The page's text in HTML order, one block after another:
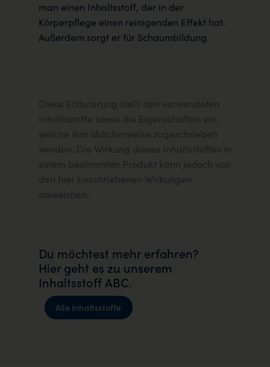
man einen Inhaltsstoff, der in der
Körperpflege einen reinigenden Effekt hat.
Außerdem sorgt er für Schaumbildung.
Diese Erläuterung stellt den verwendeten
Inhaltsstoffe sowie die Eigenschaften vor,
welche ihm üblicherweise zugeschrieben
werden. Die Wirkung dieses Inhaltsstoffes in
einem bestimmten Produkt kann jedoch von
den hier beschriebenen Wirkungen
abweichen.
Du möchtest mehr erfahren?
Hier geht es zu unserem
Inhaltsstoff ABC.
Alle Inhaltsstoffe